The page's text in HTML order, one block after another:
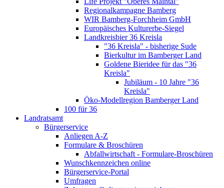
Regionalkampagne Bamberg
WIR Bamberg-Forchheim GmbH
Europäisches Kulturerbe-Siegel
Landkreisbier 36 Kreisla
"36 Kreisla" - bisherige Sude
Bierkultur im Bamberger Land
Goldene Bieridee für das "36
Kreisla"
Jubiläum - 10 Jahre "36
Kreisla"
Öko-Modellregion Bamberger Land
100 für 36
Landratsamt
Bürgerservice
Anliegen A-Z
Formulare & Broschüren
Abfallwirtschaft - Formulare-Broschüren
Wunschkennzeichen online
Bürgerservice-Portal
Umfragen